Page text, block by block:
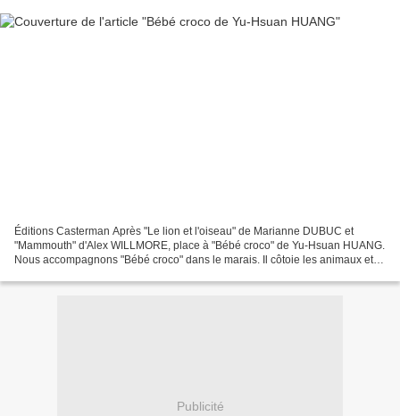
Éditions Casterman Après "Le lion et l'oiseau" de Marianne DUBUC et
"Mammouth" d'Alex WILLMORE, place à "Bébé croco" de Yu-Hsuan HUANG.
Nous accompagnons "Bébé croco" dans le marais. Il côtoie les animaux et
Publicité